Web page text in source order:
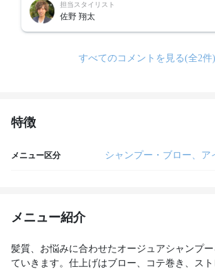
担当スタイリスト
佐野 翔太
すべてのコメントを見る(全2件)
特徴
メニュー区分 シャンプー・ブロー、ア
メニュー紹介
髪質、お悩みに合わせたオージュアシャンプ
ていきます。仕上げはブロー、コテ巻き、ス